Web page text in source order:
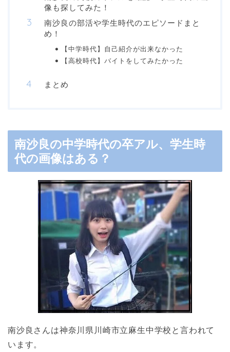
像も探してみた！
南沙良の部活や学生時代のエピソードまと
め！
【中学時代】自己紹介が出来なかった
【高校時代】バイトをしてみたかった
まとめ
南沙良の中学時代の卒アル、学生時
代の画像はある？
南沙良さんは神奈川県川崎市立麻生中学校と言われて
います。